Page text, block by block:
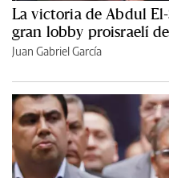
La victoria de Abdul
gran lobby proisraelí
Juan Gabriel García